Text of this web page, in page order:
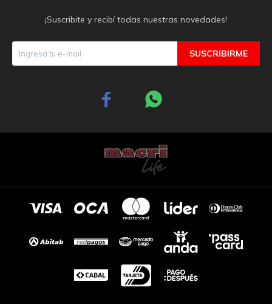
¡Suscribite y recibí todas nuestras novedades!
SUSCRIBIRME
 